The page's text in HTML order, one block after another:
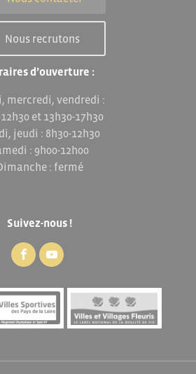
Nous recrutons
d’ouverture :
mercredi, vendredi :
et 13h30-17h30
jeudi : 8h30-12h30
: 9h00-12h00
: fermé
Suivez-nous !